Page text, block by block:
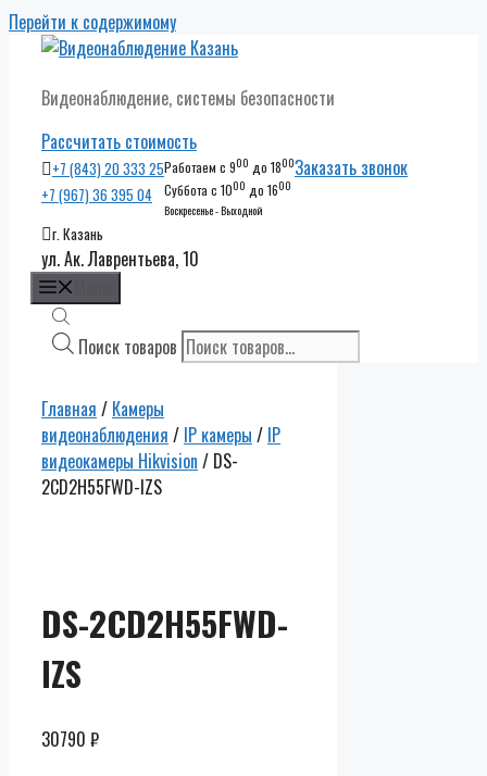
Перейти к содержимому
Видеонаблюдение, системы безопасности
Рассчитать стоимость
+7 (843) 20 333 25
+7 (967) 36 395 04
Работаем с 900 до 1800
Суббота с 1000 до 1600
Воскресенье - Выходной
Заказать звонок
г. Казань
ул. Ак. Лаврентьева, 10
Поиск товаров
Главная / Камеры
видеонаблюдения / IP камеры / IP
видеокамеры Hikvision / DS-
2CD2H55FWD-IZS
DS-2CD2H55FWD-
IZS
30790 ₽